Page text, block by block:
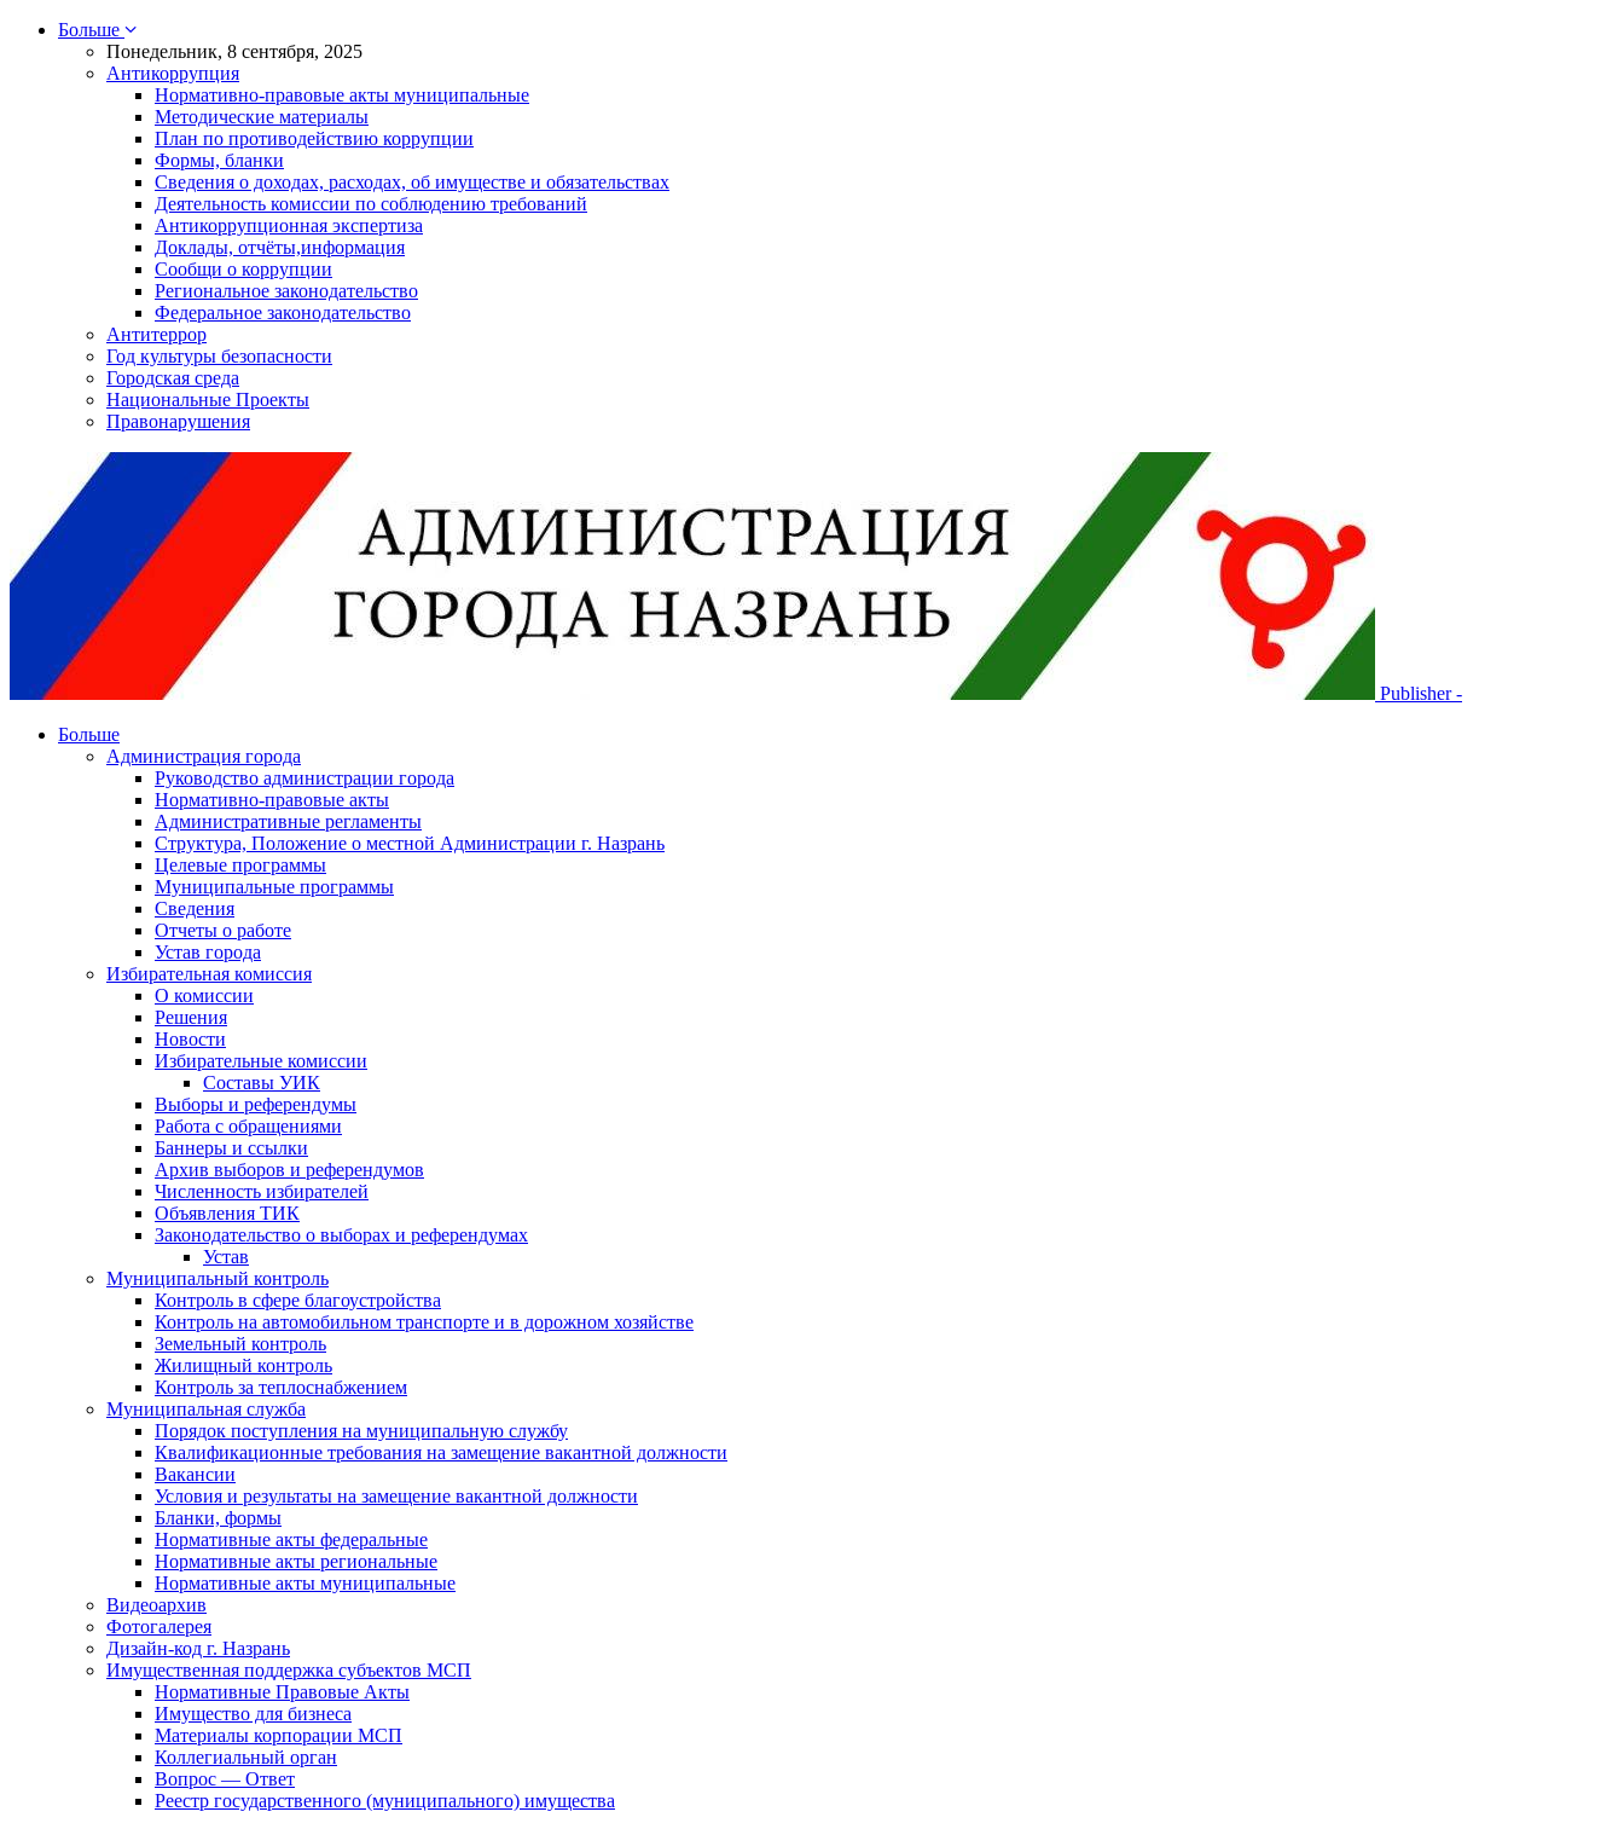
Больше
Понедельник, 8 сентября, 2025
Антикоррупция
Нормативно-правовые акты муниципальные
Методические материалы
План по противодействию коррупции
Формы, бланки
Сведения о доходах, расходах, об имуществе и обязательствах
Деятельность комиссии по соблюдению требований
Антикоррупционная экспертиза
Доклады, отчёты,информация
Сообщи о коррупции
Региональное законодательство
Федеральное законодательство
Антитеррор
Год культуры безопасности
Городская среда
Национальные Проекты
Правонарушения
Publisher -
Больше
Администрация города
Руководство администрации города
Нормативно-правовые акты
Административные регламенты
Структура, Положение о местной Администрации г. Назрань
Целевые программы
Муниципальные программы
Сведения
Отчеты о работе
Устав города
Избирательная комиссия
О комиссии
Решения
Новости
Избирательные комиссии
Составы УИК
Выборы и референдумы
Работа с обращениями
Баннеры и ссылки
Архив выборов и референдумов
Численность избирателей
Объявления ТИК
Законодательство о выборах и референдумах
Устав
Муниципальный контроль
Контроль в сфере благоустройства
Контроль на автомобильном транспорте и в дорожном хозяйстве
Земельный контроль
Жилищный контроль
Контроль за теплоснабжением
Муниципальная служба
Порядок поступления на муниципальную службу
Квалификационные требования на замещение вакантной должности
Вакансии
Условия и результаты на замещение вакантной должности
Бланки, формы
Нормативные акты федеральные
Нормативные акты региональные
Нормативные акты муниципальные
Видеоархив
Фотогалерея
Дизайн-код г. Назрань
Имущественная поддержка субъектов МСП
Нормативные Правовые Акты
Имущество для бизнеса
Материалы корпорации МСП
Коллегиальный орган
Вопрос — Ответ
Реестр государственного (муниципального) имущества